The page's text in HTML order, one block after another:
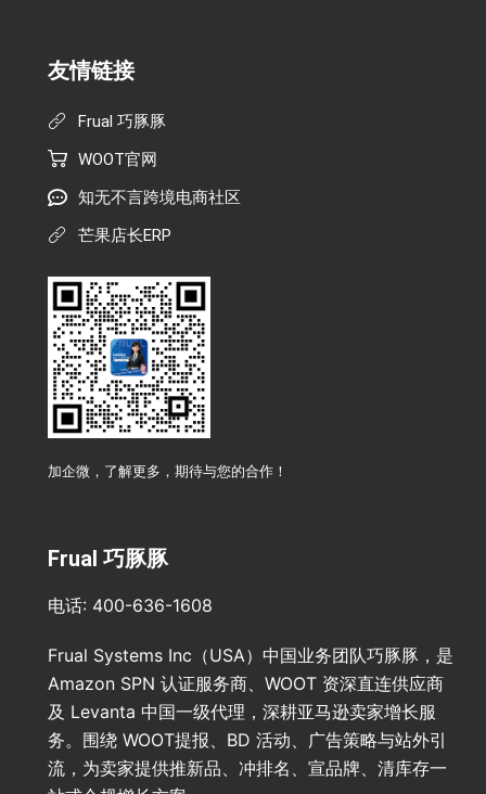
友情链接
Frual 巧豚豚
WOOT官网
知无不言跨境电商社区
芒果店长ERP
加企微，了解更多，期待与您的合作！
Frual 巧豚豚
电话: 400-636-1608
Frual Systems Inc（USA）中国业务团队巧豚豚，是
Amazon SPN 认证服务商、WOOT 资深直连供应商
及 Levanta 中国一级代理，深耕亚马逊卖家增长服
务。围绕 WOOT提报、BD 活动、广告策略与站外引
流，为卖家提供推新品、冲排名、宣品牌、清库存一